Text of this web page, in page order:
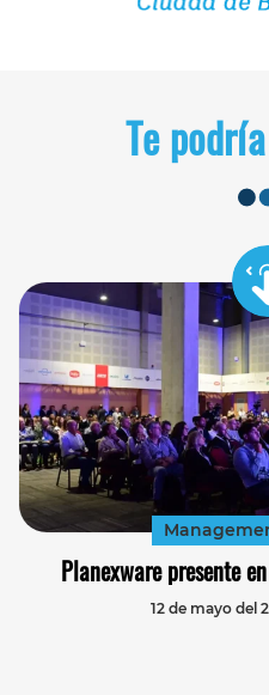
Te
Planexware presente
12 de mayo del